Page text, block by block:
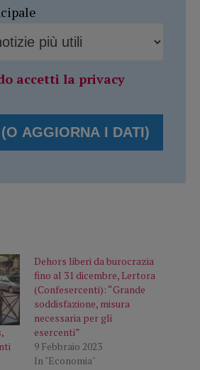
accetti la privacy
Dehors liberi da burocrazia
fino al 31 dicembre, Lertora
(Confesercenti): “Grande
soddisfazione, misura
necessaria per gli
esercenti”
9 Febbraio 2023
In "Economia"